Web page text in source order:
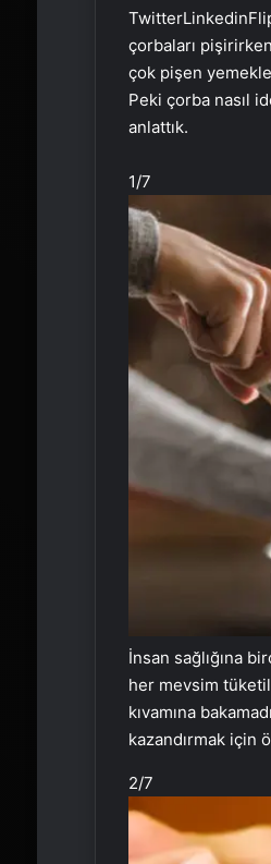
TwitterLinkedin
çorbaları
çok pişen
Peki çorba nasıl
anlattık.
1/7
İnsan sağlığına
her mevsim
kıvamına
kazandırmak için
2/7